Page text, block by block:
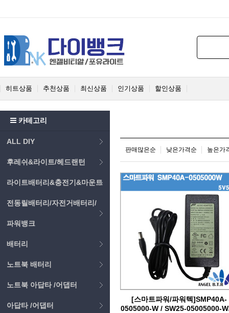
히트상품 추천상품 최신상품 인기상품 할인상품
카테고리
ALL DIY
후레쉬&라이트/헤드랜턴
라이트배터리&충전기&마운트
전동릴배터리/자전거배터리/
파워뱅크
배터리
노트북 배터리
노트북 아답타 /어댑터
아답타 /어댑터
판매많은순 낮은가격순 높은가
[스마트파워/파워텍]SMP40A-
0505000-W / SW25-05005000-